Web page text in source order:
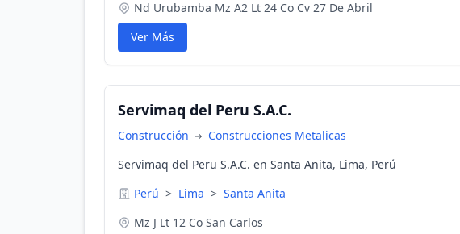
Nd Urubamba Mz A2 Lt 24 Co Cv 27 De Abril
Ver Más
Servimaq del Peru S.A.C.
Construcción
Construcciones Metalicas
Servimaq del Peru S.A.C. en Santa Anita, Lima, Perú
Perú > Lima > Santa Anita
Mz J Lt 12 Co San Carlos